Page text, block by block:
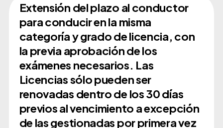
Extensión del plazo al conductor
para conducir en la misma
categoría y grado de licencia, con
la previa aprobación de los
exámenes necesarios. Las
Licencias sólo pueden ser
renovadas dentro de los 30 días
previos al vencimiento a excepción
de las gestionadas por primera vez